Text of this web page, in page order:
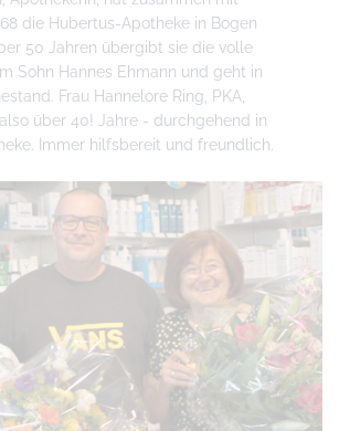
die Hubertus-Apotheke in Bogen
50 Jahren übergibt sie die volle
Sohn Hannes Ehmann und geht in
Frau Hannelore Ring, PKA,
über 40! Jahre - durchgehend in
Immer hilfsbereit und freundlich.